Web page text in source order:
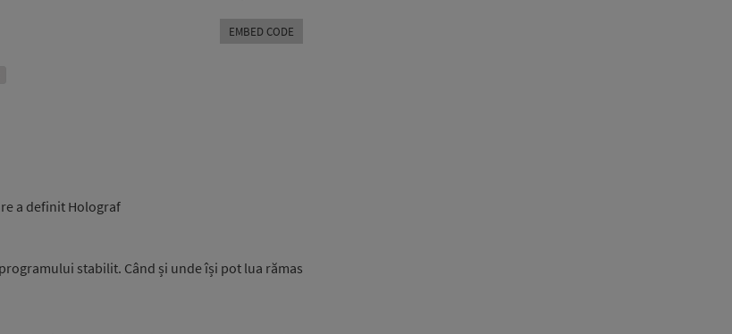
keys
EMBED CODE
a definit Holograf
stabilit. Când și unde își pot lua rămas